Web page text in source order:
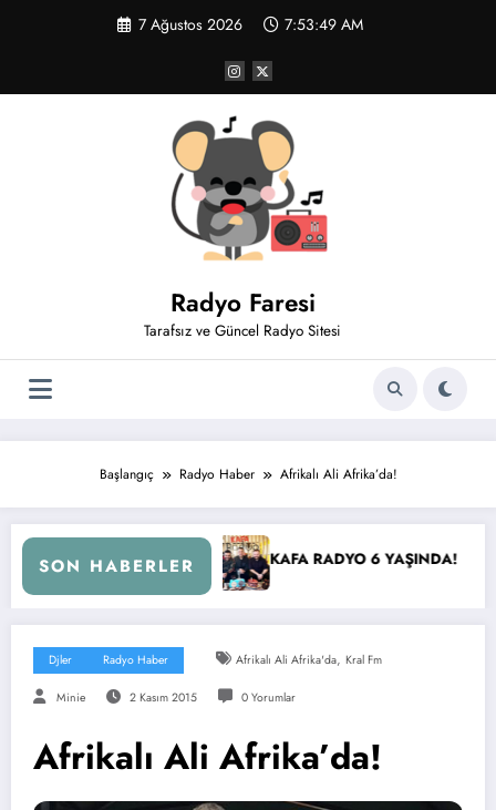
7 Ağustos 2026 7:53:50 AM
Radyo Faresi
Tarafsız ve Güncel Radyo Sitesi
Başlangıç Radyo Haber Afrikalı Ali Afrika’da!
SON HABERLER
KAFA RADYO 6 YAŞINDA! İBB Başkanı Ekrem
Djler Radyo Haber Afrikalı Ali Afrika'da, Kral Fm
Minie 2 Kasım 2015 0 Yorumlar
Afrikalı Ali Afrika’da!